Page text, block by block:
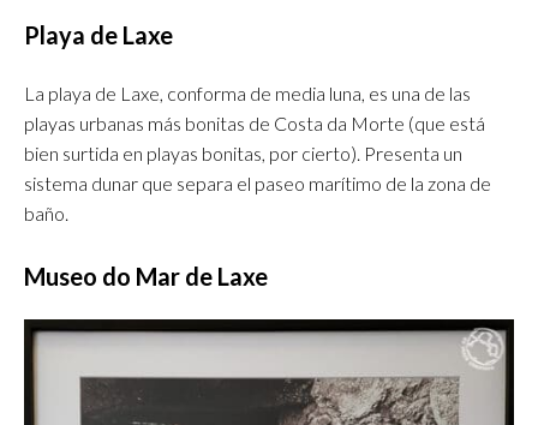
Playa de Laxe
La playa de Laxe, conforma de media luna, es una de las
playas urbanas más bonitas de Costa da Morte (que está
bien surtida en playas bonitas, por cierto). Presenta un
sistema dunar que separa el paseo marítimo de la zona de
baño.
Museo do Mar de Laxe